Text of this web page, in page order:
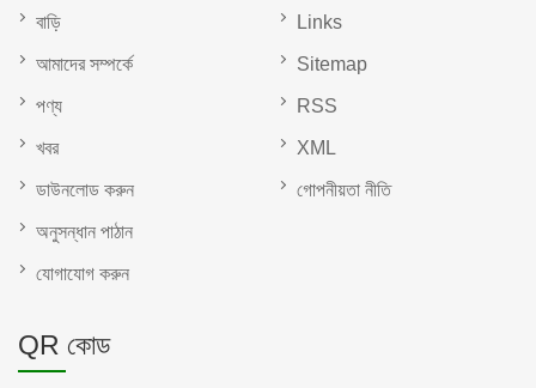
বাড়ি
আমাদের সম্পর্কে
পণ্য
খবর
ডাউনলোড করুন
অনুসন্ধান পাঠান
যোগাযোগ করুন
Links
Sitemap
RSS
XML
গোপনীয়তা নীতি
QR কোড